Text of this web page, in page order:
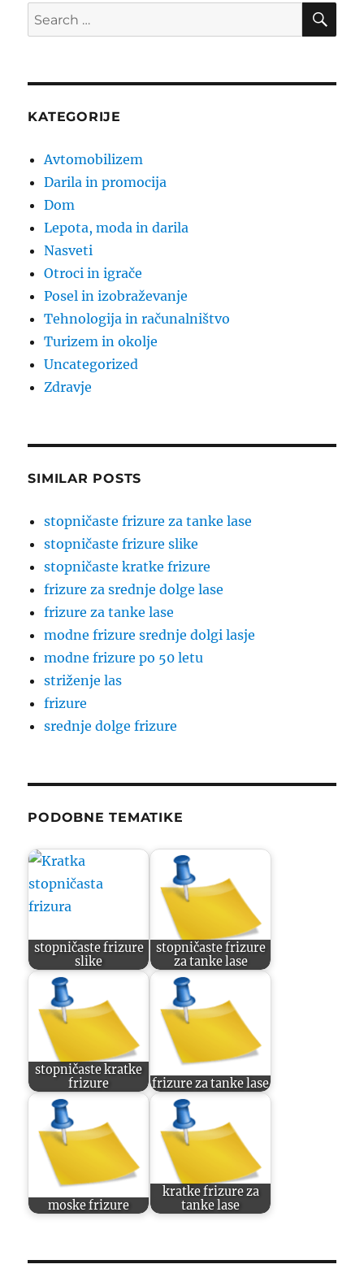
Search
for:
KATEGORIJE
Avtomobilizem
Darila in promocija
Dom
Lepota, moda in darila
Nasveti
Otroci in igrače
Posel in izobraževanje
Tehnologija in računalništvo
Turizem in okolje
Uncategorized
Zdravje
SIMILAR POSTS
stopničaste frizure za tanke lase
stopničaste frizure slike
stopničaste kratke frizure
frizure za srednje dolge lase
frizure za tanke lase
modne frizure srednje dolgi lasje
modne frizure po 50 letu
striženje las
frizure
srednje dolge frizure
PODOBNE TEMATIKE
stopničaste frizure
slike
stopničaste frizure
za tanke lase
stopničaste kratke
frizure
frizure za tanke lase
moske frizure
kratke frizure za
tanke lase